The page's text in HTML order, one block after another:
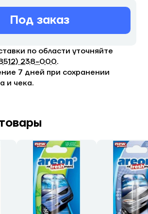
Под заказ
по области уточняйте
238−000.
7 дней при сохранении
и чека.